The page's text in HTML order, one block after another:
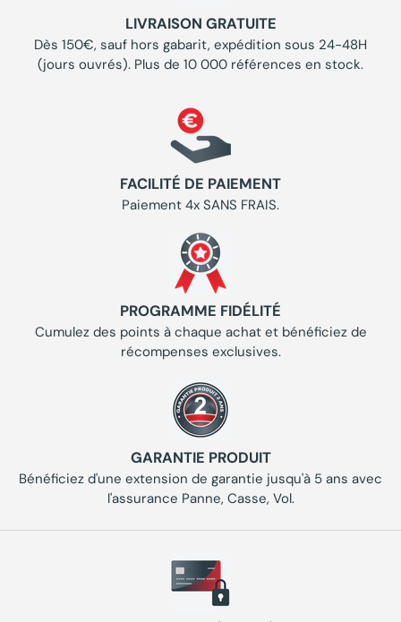
LIVRAISON GRATUITE
Dès 150€, sauf hors gabarit, expédition sous 24-48H
(jours ouvrés). Plus de 10 000 références en stock.
FACILITÉ DE PAIEMENT
Paiement 4x SANS FRAIS.
PROGRAMME FIDÉLITÉ
Cumulez des points à chaque achat et bénéficiez de
récompenses exclusives.
GARANTIE PRODUIT
Bénéficiez d'une extension de garantie jusqu'à 5 ans avec
l'assurance Panne, Casse, Vol.